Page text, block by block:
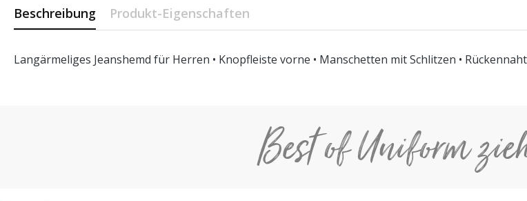
Beschreibung Produkt-Eigenschaften
Langärmeliges Jeanshemd für Herren • Knopfleiste vorne • Manschetten mit Schlitzen •
Best of Uniform